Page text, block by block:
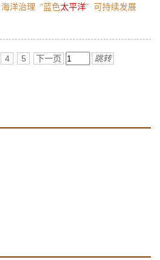
统复原、海洋科学技术研发和推广
。
海洋治理 “蓝色太平洋” 可持续发展
4 5 下一页 跳转